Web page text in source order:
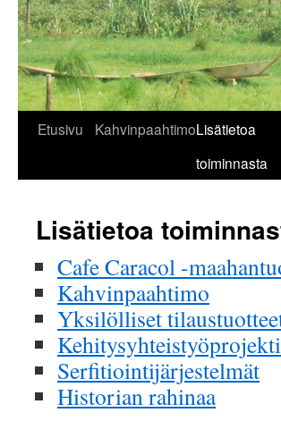
Siirry
Etusivu KahvinpaahtimoLisätietoa
toiminnasta
Lisätietoa
Cafe Caracol -
Kahvinpaahtimo
Yksilölliset
Serfitiointijärjestelmät
Historian rahinaa